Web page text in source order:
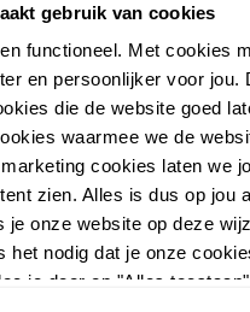
gebruik van cookies
functioneel. Met cookies
en persoonlijker voor jou.
die de website goed
waarmee we de
cookies laten we
zien. Alles is dus op jou
je onze website op deze
het nodig dat je onze
je door op "Alles